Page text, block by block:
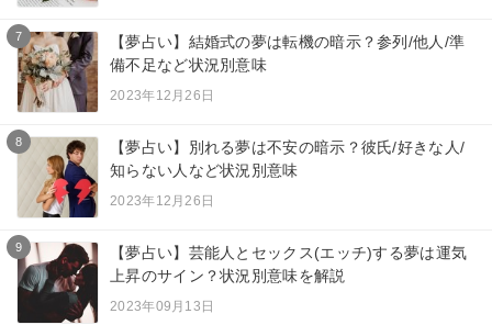
7
【夢占い】結婚式の夢は転機の暗示？参列/他人/準
備不足など状況別意味
2023年12月26日
8
【夢占い】別れる夢は不安の暗示？彼氏/好きな人/
知らない人など状況別意味
2023年12月26日
9
【夢占い】芸能人とセックス(エッチ)する夢は運気
上昇のサイン？状況別意味を解説
2023年09月13日